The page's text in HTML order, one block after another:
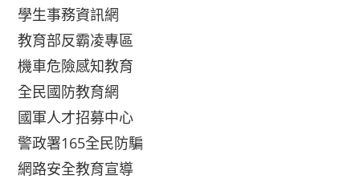
學生事務資訊網
教育部反霸凌專區
機車危險感知教育
全民國防教育網
國軍人才招募中心
警政署165全民防騙
網路安全教育宣導